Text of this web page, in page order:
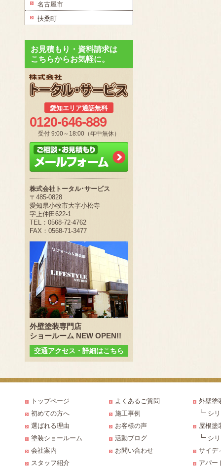
名古屋市
扶桑町
お見積もり・資料請求は
こちらからお気軽に。
愛知エリア通話無料
0120-646-889
受付 9:00～18:00（年中無休）
株式会社トータル･サービス
〒485-0828
愛知県小牧市大字小松寺
字上仲田622-1
TEL：0568-72-4762
FAX：0568-71-3477
外壁塗装専門店
ショールーム NEW OPEN!!
交通アクセス・詳細はこちら
トップページ
初めての方へ
選ばれる理由
塗装ショールーム
会社案内
スタッフ紹介
よくあるご質問
施工事例
お客様の声
活動ブログ
お問い合わせ
外壁塗
シ
屋根塗
シ
サイデ
アパー